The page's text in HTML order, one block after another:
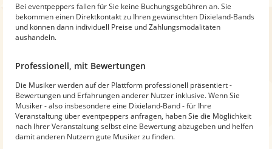
Bei eventpeppers fallen für Sie keine Buchungsgebühren an. Sie
bekommen einen Direktkontakt zu Ihren gewünschten Dixieland-Bands
und können dann individuell Preise und Zahlungsmodalitäten
aushandeln.
Professionell, mit Bewertungen
Die Musiker werden auf der Plattform professionell präsentiert -
Bewertungen und Erfahrungen anderer Nutzer inklusive. Wenn Sie
Musiker - also insbesondere eine Dixieland-Band - für Ihre
Veranstaltung über eventpeppers anfragen, haben Sie die Möglichkeit
nach Ihrer Veranstaltung selbst eine Bewertung abzugeben und helfen
damit anderen Nutzern gute Musiker zu finden.